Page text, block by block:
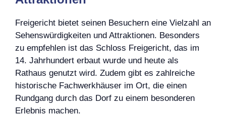
Freigericht bietet seinen Besuchern eine Vielzahl an
Sehenswürdigkeiten und Attraktionen. Besonders
zu empfehlen ist das Schloss Freigericht, das im
14. Jahrhundert erbaut wurde und heute als
Rathaus genutzt wird. Zudem gibt es zahlreiche
historische Fachwerkhäuser im Ort, die einen
Rundgang durch das Dorf zu einem besonderen
Erlebnis machen.